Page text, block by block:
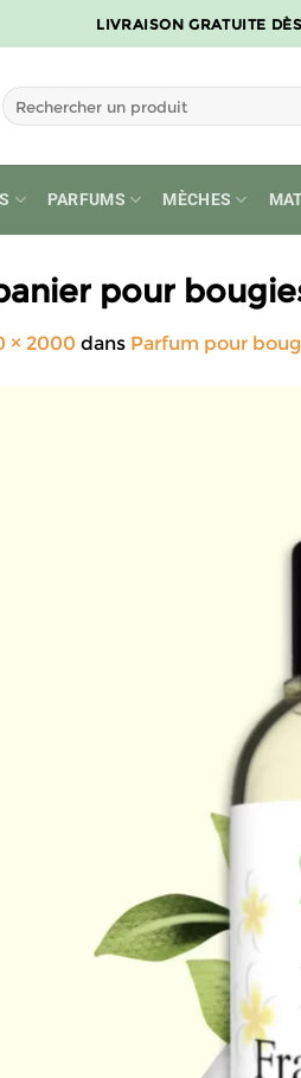
LIVRAISON GRATUITE
Recherche
pour :
PARFUMS MÈCHES
pour
× 2000 dans Parfum pour